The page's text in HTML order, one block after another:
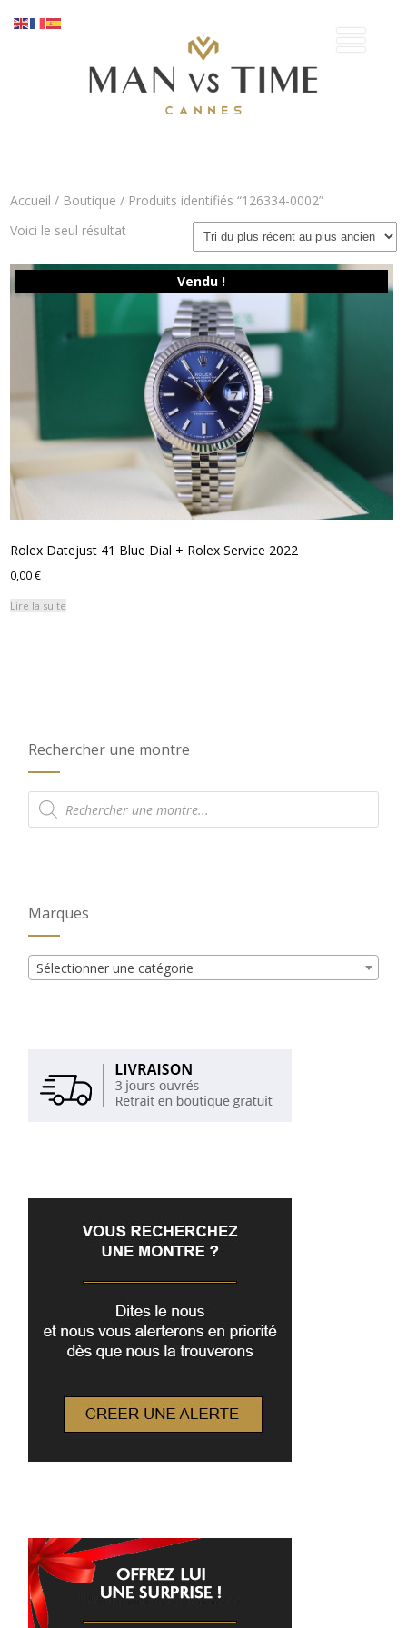
Accueil / Boutique / Produits identifiés “126334-0002”
Voici le seul résultat
Vendu !
Rolex Datejust 41 Blue Dial + Rolex Service 2022
0,00€
Lire la suite
Rechercher une montre
Recherche
de
produits
Marques
Sélectionner une catégorie